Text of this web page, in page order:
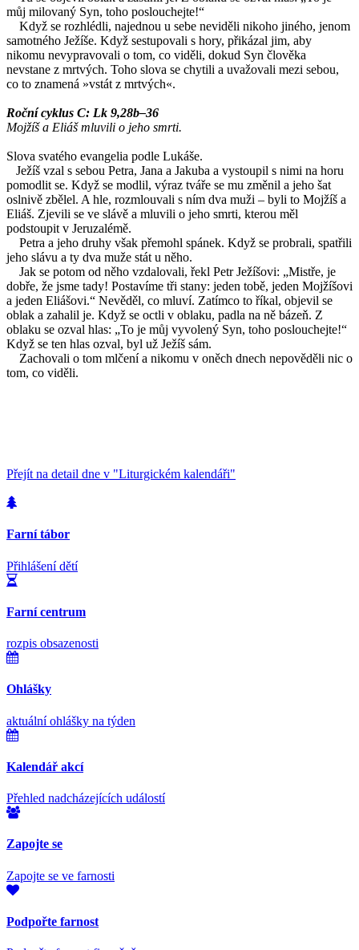
můj milovaný Syn, toho poslouchejte!“
Když se rozhlédli, najednou u sebe neviděli nikoho jiného, jenom
samotného Ježíše. Když sestupovali s hory, přikázal jim, aby
nikomu nevypravovali o tom, co viděli, dokud Syn člověka
nevstane z mrtvých. Toho slova se chytili a uvažovali mezi sebou,
co to znamená »vstát z mrtvých«.
Roční cyklus C: Lk 9,28b–36
Mojžíš a Eliáš mluvili o jeho smrti.
Slova svatého evangelia podle Lukáše.
Ježíš vzal s sebou Petra, Jana a Jakuba a vystoupil s nimi na horu
pomodlit se. Když se modlil, výraz tváře se mu změnil a jeho šat
oslnivě zbělel. A hle, rozmlouvali s ním dva muži – byli to Mojžíš a
Eliáš. Zjevili se ve slávě a mluvili o jeho smrti, kterou měl
podstoupit v Jeruzalémě.
Petra a jeho druhy však přemohl spánek. Když se probrali, spatřili
jeho slávu a ty dva muže stát u něho.
Jak se potom od něho vzdalovali, řekl Petr Ježíšovi: „Mistře, je
dobře, že jsme tady! Postavíme tři stany: jeden tobě, jeden Mojžíšovi
a jeden Eliášovi.“ Nevěděl, co mluví. Zatímco to říkal, objevil se
oblak a zahalil je. Když se octli v oblaku, padla na ně bázeň. Z
oblaku se ozval hlas: „To je můj vyvolený Syn, toho poslouchejte!“
Když se ten hlas ozval, byl už Ježíš sám.
Zachovali o tom mlčení a nikomu v oněch dnech nepověděli nic o
tom, co viděli.
Přejít na detail dne v "Liturgickém kalendáři"
Farní tábor
Přihlášení dětí
Farní centrum
rozpis obsazenosti
Ohlášky
aktuální ohlášky na týden
Kalendář akcí
Přehled nadcházejících událostí
Zapojte se
Zapojte se ve farnosti
Podpořte farnost